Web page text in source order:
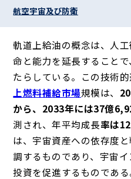
航空宇宙及び防衛
軌道上給油の概念は、人
命と能力を延長すること
たらしている。この技術
上燃料補給市場規模は、
から、2033年には37億
測され、年平均成長率は
は、宇宙資産への依存度
調するものであり、宇宙
投資を促進するものである